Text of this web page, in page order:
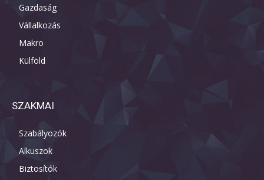
Gazdaság
Vállalkozás
Makro
Külföld
SZAKMAI
Szabályozók
Alkuszok
Biztosítók